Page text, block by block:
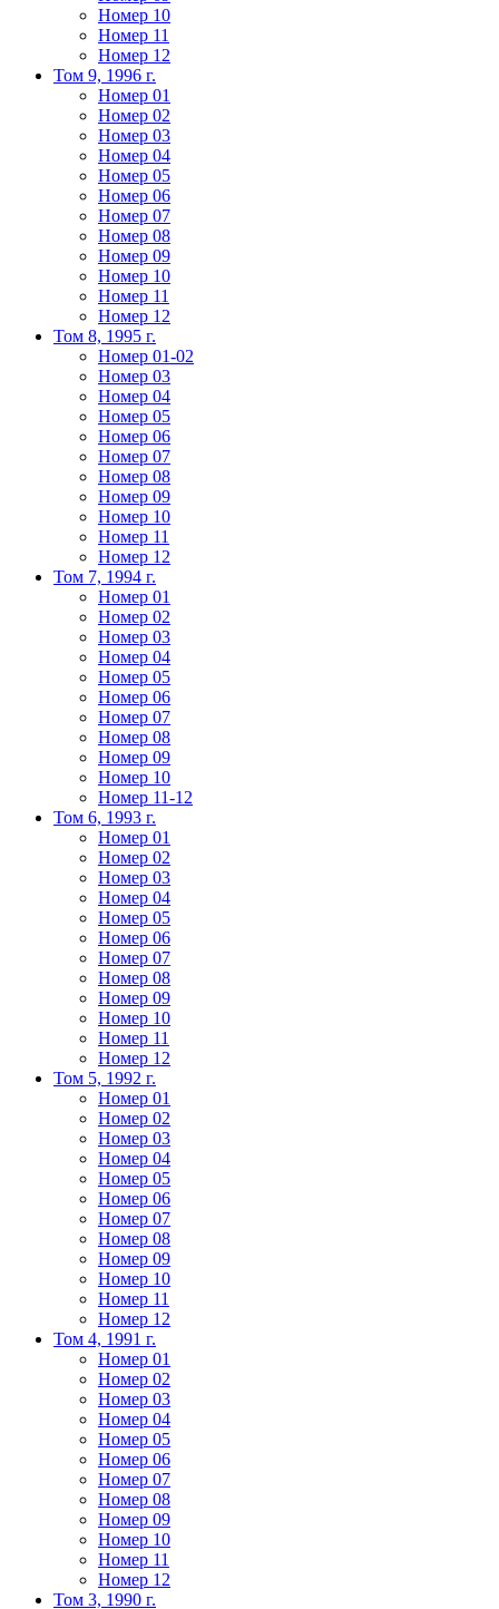
Номер 10
Номер 11
Номер 12
Том 9, 1996 г.
Номер 01
Номер 02
Номер 03
Номер 04
Номер 05
Номер 06
Номер 07
Номер 08
Номер 09
Номер 10
Номер 11
Номер 12
Том 8, 1995 г.
Номер 01-02
Номер 03
Номер 04
Номер 05
Номер 06
Номер 07
Номер 08
Номер 09
Номер 10
Номер 11
Номер 12
Том 7, 1994 г.
Номер 01
Номер 02
Номер 03
Номер 04
Номер 05
Номер 06
Номер 07
Номер 08
Номер 09
Номер 10
Номер 11-12
Том 6, 1993 г.
Номер 01
Номер 02
Номер 03
Номер 04
Номер 05
Номер 06
Номер 07
Номер 08
Номер 09
Номер 10
Номер 11
Номер 12
Том 5, 1992 г.
Номер 01
Номер 02
Номер 03
Номер 04
Номер 05
Номер 06
Номер 07
Номер 08
Номер 09
Номер 10
Номер 11
Номер 12
Том 4, 1991 г.
Номер 01
Номер 02
Номер 03
Номер 04
Номер 05
Номер 06
Номер 07
Номер 08
Номер 09
Номер 10
Номер 11
Номер 12
Том 3, 1990 г.